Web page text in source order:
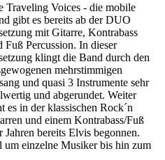
Traveling Voices - die mobile
gibt es bereits ab der DUO
mit Gitarre, Kontrabass
Fuß Percussion. In dieser
klingt die Band durch den
mehrstimmigen
und quasi 3 Instrumente sehr
und abgerundet. Weiter
es in der klassischen Rock´n
und einem Kontrabass/Fuß
Jahren bereits Elvis begonnen.
einzelne Musiker bis hin zum